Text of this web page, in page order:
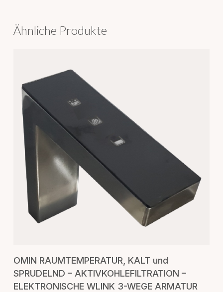
Ähnliche Produkte
OMIN RAUMTEMPERATUR, KALT und
SPRUDELND – AKTIVKOHLEFILTRATION –
ELEKTRONISCHE WLINK 3-WEGE ARMATUR